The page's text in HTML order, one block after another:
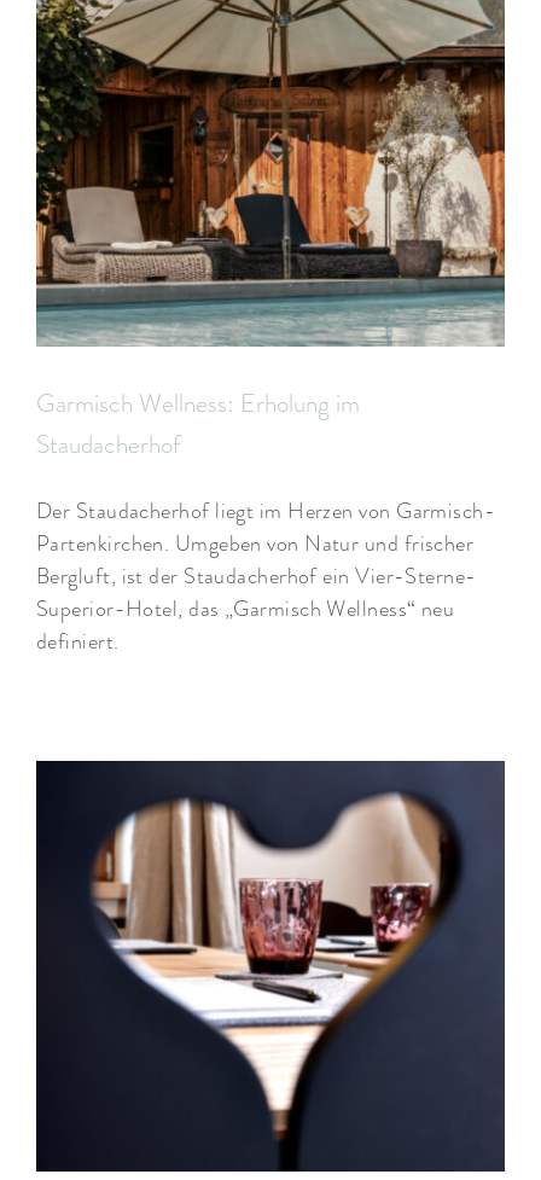
Garmisch Wellness: Erholung im
Staudacherhof
Der Staudacherhof liegt im Herzen von Garmisch-
Partenkirchen. Umgeben von Natur und frischer
Bergluft, ist der Staudacherhof ein Vier-Sterne-
Superior-Hotel, das „Garmisch Wellness“ neu
definiert.